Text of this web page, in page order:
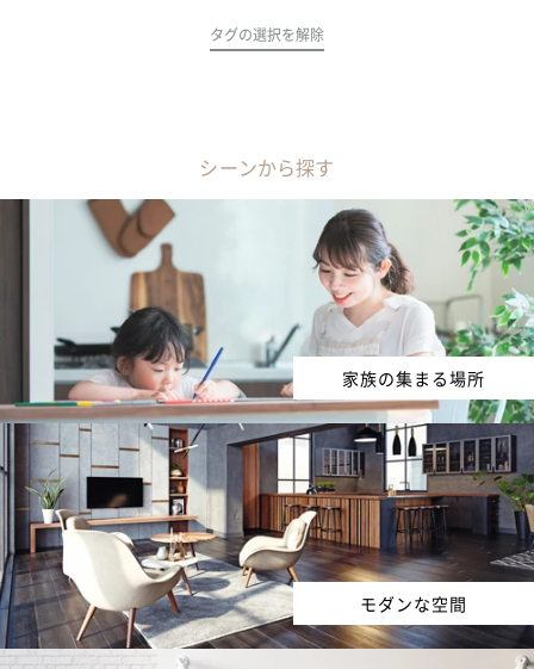
タグの選択を解除
シーンから探す
家族の集まる場所
モダンな空間